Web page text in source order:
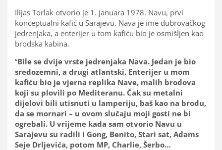
Ilijas Torlak otvorio je 1. januara 1978. Navu, prvi
konceptualni kafić u Sarajevu. Nava je ime dubrovačkog
jedrenjaka, a enterijer u tom kafiću bio je osmišljen kao
brodska kabina.
“Bile se dvije vrste jedrenjaka Nava. Jedan je bio
sredozemni, a drugi atlantski. Enterijer u mom
kafiću bio je vjerna replika Nave, malih brodova
koji su plovili po Mediteranu. Čak su metalni
dijelovi bili utisnuti u lamperiju, baš kao na brodu,
da se mornari – u ovom slučaju moji gosti ne bi
ogrebali. U vrijeme kada sam otvorio Navu u
Sarajevu su radili i Gong, Benito, Stari sat, Adams
Seje Drljevića, potom MP, Charlie, Šerbo…